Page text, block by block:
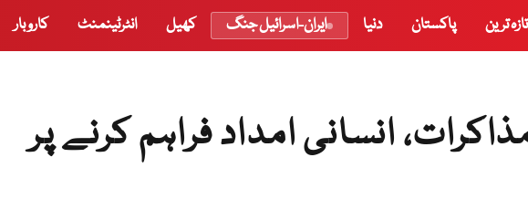
تازہ ترین پاکستان دنیا ایران-اسرائیل جنگ کھیل انٹرٹینمنٹ کاروبار
انسانی امداد فراہم کرنے پر